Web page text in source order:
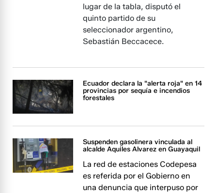
lugar de la tabla, disputó el
quinto partido de su
seleccionador argentino,
Sebastián Beccacece.
Ecuador declara la "alerta roja" en 14
provincias por sequía e incendios
forestales
Suspenden gasolinera vinculada al
alcalde Aquiles Alvarez en Guayaquil
La red de estaciones Codepesa
es referida por el Gobierno en
una denuncia que interpuso por